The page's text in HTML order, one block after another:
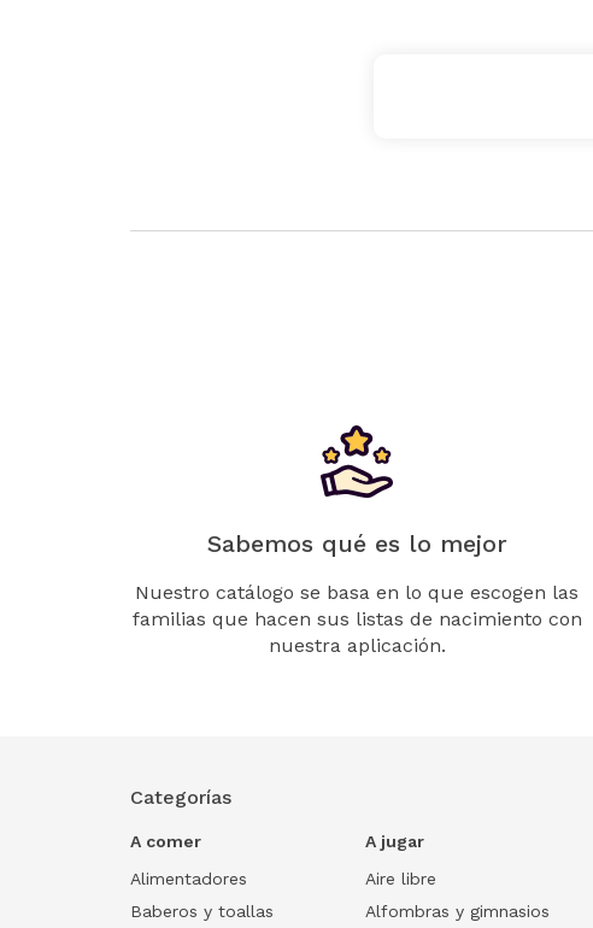
Sabemos qué es lo mejor
Nuestro catálogo se basa en lo que escogen las
familias que hacen sus listas de nacimiento con
nuestra aplicación.
Categorías
A comer
Alimentadores
Baberos y toallas
A jugar
Aire libre
Alfombras y gimnasios